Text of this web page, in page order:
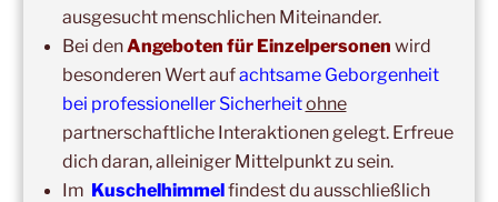
DIE NÄCHSTEN 8 VERANSTALTUNGEN:
14:00–19:00,29. August 2026–Boppard
Kuschelhimmel 5h Kuscheln
15:00– 20:00 ,12. September 2026–
Erbach/Rheingau Kuschelhimmel 5h Kuscheln
ausgesucht menschlichen Miteinander.
Bei denAngeboten für Einzelpersonen wird
besonderen Wert aufachtsame Geborgenheit
bei professioneller Sicherheitohne
partnerschaftliche Interaktionen gelegt. Erfreue
dich daran, alleiniger Mittelpunkt zu sein.
Im Kuschelhimmelfindest du ausschließlich